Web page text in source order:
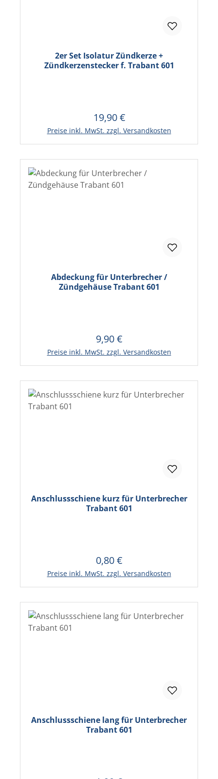
2er Set Isolatur Zündkerze +
Zündkerzenstecker f. Trabant 601
Regulärer Preis:
19,90 €
Preise inkl. MwSt. zzgl. Versandkosten
In den Warenkorb
Abdeckung für Unterbrecher /
Zündgehäuse Trabant 601
Regulärer Preis:
9,90 €
Preise inkl. MwSt. zzgl. Versandkosten
In den Warenkorb
Anschlussschiene kurz für Unterbrecher
Trabant 601
Regulärer Preis:
0,80 €
Preise inkl. MwSt. zzgl. Versandkosten
In den Warenkorb
Anschlussschiene lang für Unterbrecher
Trabant 601